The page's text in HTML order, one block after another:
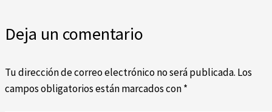
Deja un comentario
Tu dirección de correo electrónico no será publicada. Los
campos obligatorios están marcados con*